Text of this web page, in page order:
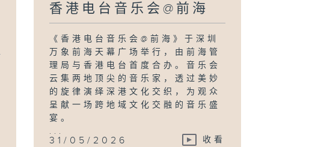
香港电台音乐会@前海
《香港电台音乐会@前海》于深圳
万象前海天幕广场举行，由前海管
理局与香港电台首度合办。音乐会
云集两地顶尖的音乐家，透过美妙
的旋律演绎深港文化交织，为观众
呈献一场跨地域文化交融的音乐盛
宴。
...
31/05/2026 收看